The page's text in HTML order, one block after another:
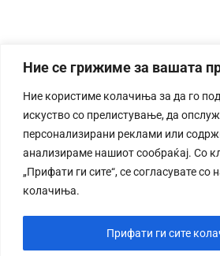
Ние се грижиме за вашата
Ние користиме колачиња за да го
искуство со прелистување, да
персонализирани реклами или
анализираме нашиот сообраќај. Со
„Прифати ги сите“, се согласувате со
колачиња.
Прифати ги сите